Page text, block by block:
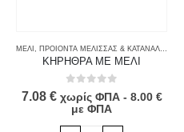
ΜΕΛΙ ΠΡΟΙΟΝΤΑ ΜΕΛΙΣΣΑΣ & ΚΑΤΑΝΑΛΩΤΗ
ΚΗΡΗΘΡΑ ΜΕ ΜΕΛΙ
out of 5
7.08 € χωρίς ΦΠΑ - 8.00 €
με ΦΠΑ